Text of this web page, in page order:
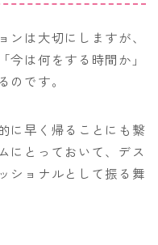
ンは大切にしますが、
は何をする時間か」
のです。
に早く帰ることにも繋
にとっておいて、デス
ショナルとして振る舞